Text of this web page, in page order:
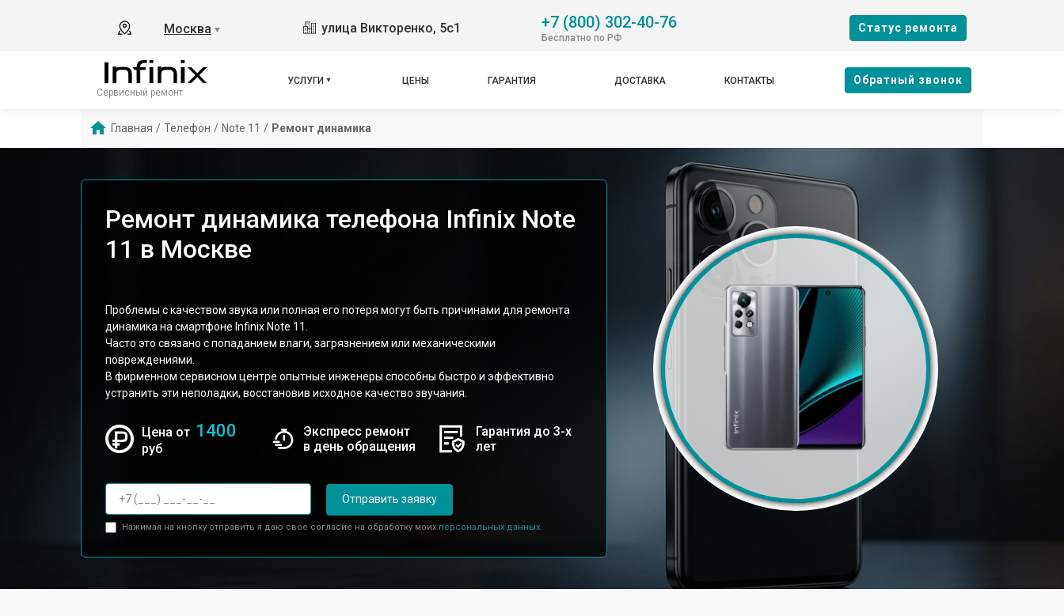
Москва ▼ улица Викторенко, 5с1 +7 (800) 302-40-76
Бесплатно по РФ
Cтатус ремонта
Сервисный ремонт
УСЛУГИ ЦЕНЫ ГАРАНТИЯ ДОСТАВКА КОНТАКТЫ Oбратный звонок
Главная / Телефон / Note 11 / Ремонт динамика
Ремонт динамика телефона Infinix Note
11 в Москве
Проблемы с качеством звука или полная его потеря могут быть причинами для ремонта
динамика на смартфоне Infinix Note 11.
Часто это связано с попаданием влаги, загрязнением или механическими
повреждениями.
В фирменном сервисном центре опытные инженеры способны быстро и эффективно
устранить эти неполадки, восстановив исходное качество звучания.
Цена от 1400
руб
Экспресс ремонт
в день обращения
Гарантия до 3-х
лет
Отправить заявку
Нажимая на кнопку отправить я даю свое согласие на обработку моих персональных данных.